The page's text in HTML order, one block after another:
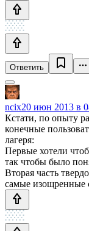
Ответить
ncix20 июн 2013 в
Кстати, по опыту
конечные
лагеря:
Первые хотели
так чтобы было
Вторая часть
самые изощренные